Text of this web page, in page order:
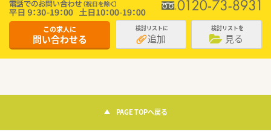
この求人に
問い合わせる
検討リストに
追加
検討リストを
見る
PAGE TOPへ戻る